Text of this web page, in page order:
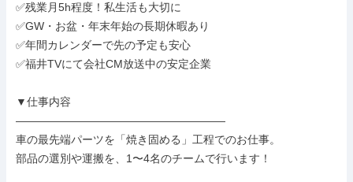
✅残業月5h程度！私生活も大切に
✅GW・お盆・年末年始の長期休暇あり
✅年間カレンダーで先の予定も安心
✅福井TVにて会社CM放送中の安定企業
▼仕事内容
―――――――――――――――――――
車の最先端パーツを「焼き固める」工程でのお仕事。
部品の選別や運搬を、1〜4名のチームで行います！